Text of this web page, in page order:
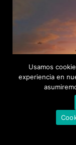
Usamos
experiencia en